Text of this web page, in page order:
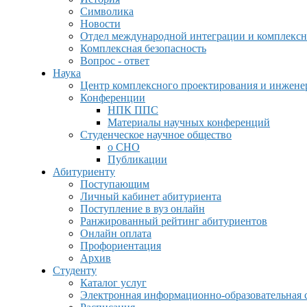
Символика
Новости
Отдел международной интеграции и
Комплексная безопасность
Вопрос - ответ
Наука
Центр комплексного проектирования и
Конференции
НПК ППС
Материалы научных конференций
Студенческое научное общество
о СНО
Публикации
Абитуриенту
Поступающим
Личный кабинет абитуриента
Поступление в вуз онлайн
Ранжированный рейтинг абитуриентов
Онлайн оплата
Профориентация
Архив
Студенту
Каталог услуг
Электронная информационно-образовательная